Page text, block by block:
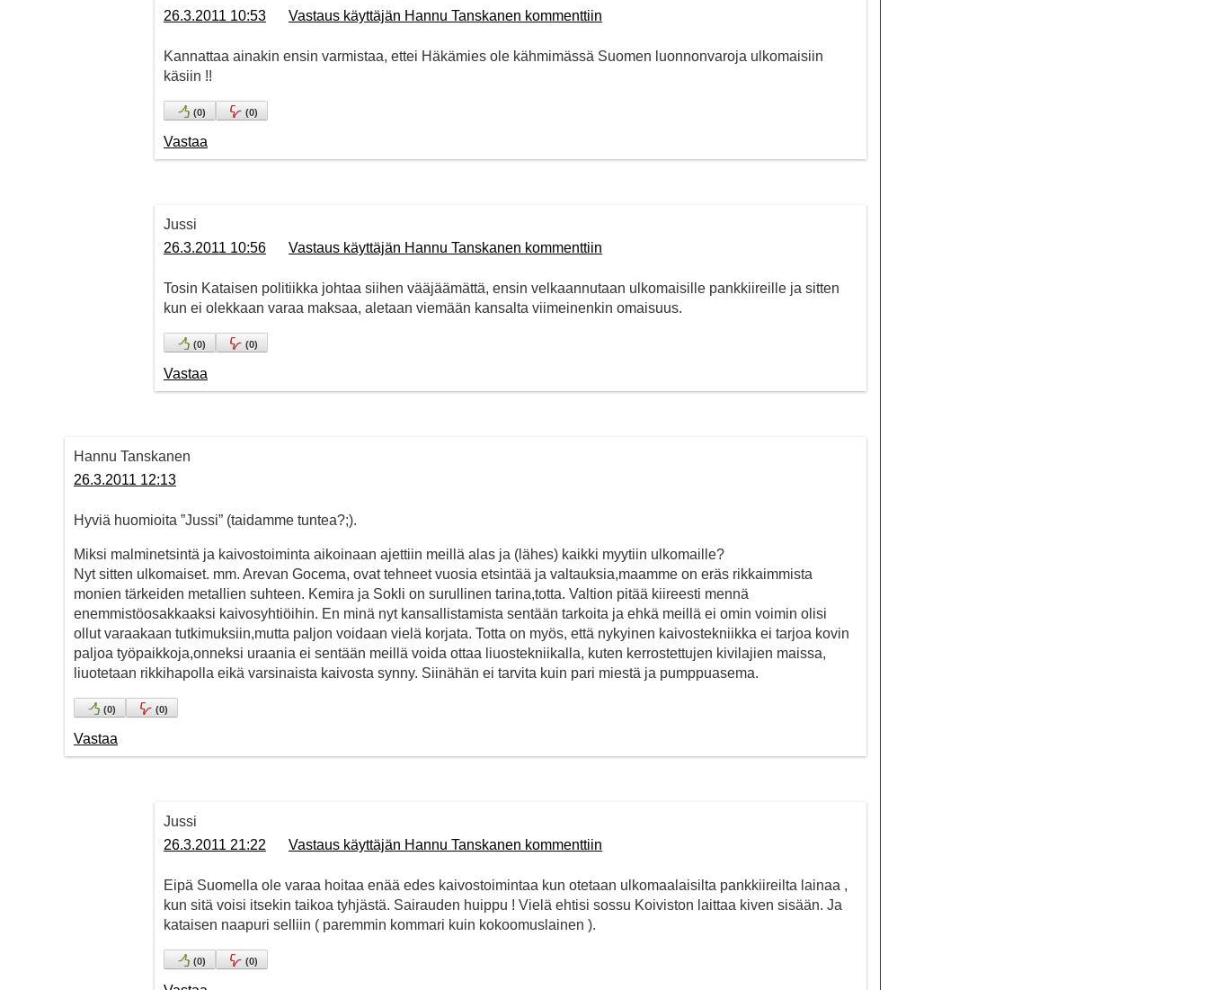
26.3.2011 10:53
Vastaus käyttäjän Hannu Tanskanen kommenttiin
Kannattaa ainakin ensin varmistaa, ettei Häkämies ole kähmimässä Suomen luonnonvaroja ulkomaisiin
käsiin !!
(0) (0)
Vastaa
Jussi
26.3.2011 10:56
Vastaus käyttäjän Hannu Tanskanen kommenttiin
Tosin Kataisen politiikka johtaa siihen vääjäämättä, ensin velkaannutaan ulkomaisille pankkiireille ja sitten
kun ei olekkaan varaa maksaa, aletaan viemään kansalta viimeinenkin omaisuus.
(0) (0)
Vastaa
Hannu Tanskanen
26.3.2011 12:13
Hyviä huomioita ”Jussi” (taidamme tuntea?;).
Miksi malminetsintä ja kaivostoiminta aikoinaan ajettiin meillä alas ja (lähes) kaikki myytiin ulkomaille?
Nyt sitten ulkomaiset. mm. Arevan Gocema, ovat tehneet vuosia etsintää ja valtauksia,maamme on eräs rikkaimmista
monien tärkeiden metallien suhteen. Kemira ja Sokli on surullinen tarina,totta. Valtion pitää kiireesti mennä
enemmistöosakkaaksi kaivosyhtiöihin. En minä nyt kansallistamista sentään tarkoita ja ehkä meillä ei omin voimin olisi
ollut varaakaan tutkimuksiin,mutta paljon voidaan vielä korjata. Totta on myös, että nykyinen kaivostekniikka ei tarjoa kovin
paljoa työpaikkoja,onneksi uraania ei sentään meillä voida ottaa liuostekniikalla, kuten kerrostettujen kivilajien maissa,
liuotetaan rikkihapolla eikä varsinaista kaivosta synny. Siinähän ei tarvita kuin pari miestä ja pumppuasema.
(0) (0)
Vastaa
Jussi
26.3.2011 21:22
Vastaus käyttäjän Hannu Tanskanen kommenttiin
Eipä Suomella ole varaa hoitaa enää edes kaivostoimintaa kun otetaan ulkomaalaisilta pankkiireilta lainaa ,
kun sitä voisi itsekin taikoa tyhjästä. Sairauden huippu ! Vielä ehtisi sossu Koiviston laittaa kiven sisään. Ja
kataisen naapuri selliin ( paremmin kommari kuin kokoomuslainen ).
(0) (0)